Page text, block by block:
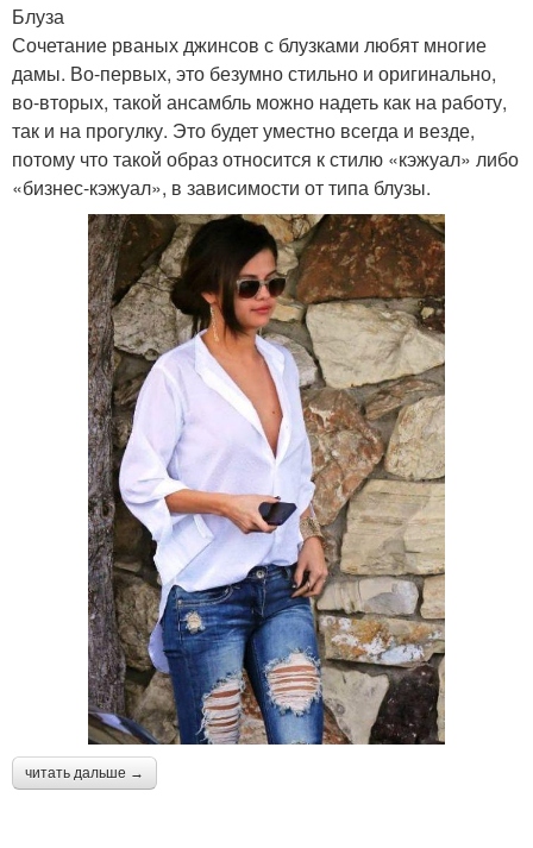
Блуза
Сочетание рваных джинсов с блузками любят многие
дамы. Во-первых, это безумно стильно и оригинально,
во-вторых, такой ансамбль можно надеть как на работу,
так и на прогулку. Это будет уместно всегда и везде,
потому что такой образ относится к стилю «кэжуал» либо
«бизнес-кэжуал», в зависимости от типа блузы.
читать дальше →